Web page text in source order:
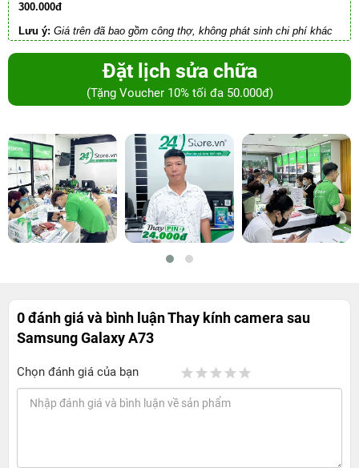
300.000đ
Lưu ý: Giá trên đã bao gồm công thợ, không phát sinh chi phí khác
Đặt lịch sửa chữa
(Tặng Voucher 10% tối đa 50.000đ)
0 đánh giá và bình luậnThay kính camera sau
Samsung Galaxy A73
Chọn đánh giá của bạn